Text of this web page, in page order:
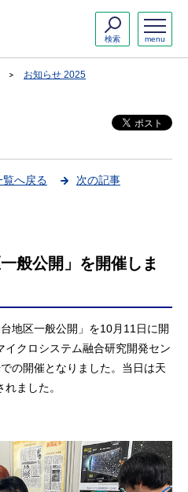
menu
検索
お知らせ 2025
覧へ戻る 次の記事
般公開」を開催しま
地区一般公開」を10月11日に開
クロシステム融合研究開発セン
の開催となりました。当日は天
ました。